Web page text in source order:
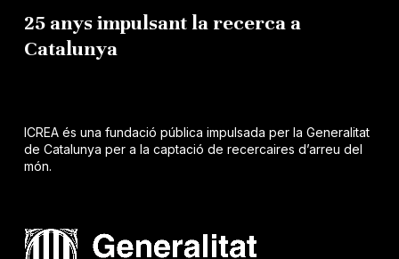
25 anys impulsant la recerca a
Catalunya
ICREA és una fundació pública impulsada per la Generalitat
de Catalunya per a la captació de recercaires d’arreu del
món.